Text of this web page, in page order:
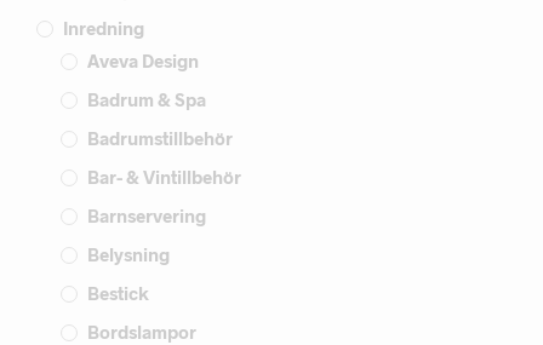
Inredning
Aveva Design
Badrum & Spa
Badrumstillbehör
Bar- & Vintillbehör
Barnservering
Belysning
Bestick
Bordslampor